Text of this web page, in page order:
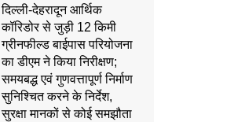
दिल्ली-देहरादून आर्थिक
कॉरिडोर से जुड़ी 12 किमी
ग्रीनफील्ड बाईपास परियोजना
का डीएम ने किया निरीक्षण;
समयबद्ध एवं गुणवत्तापूर्ण निर्माण
सुनिश्चित करने के निर्देश,
सुरक्षा मानकों से कोई समझौता